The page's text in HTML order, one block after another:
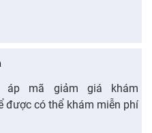
áp mã giảm giá khám
được có thể khám miễn phí